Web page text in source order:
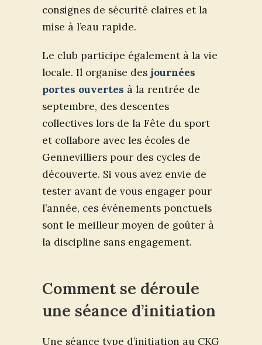
consignes de sécurité claires et la
mise à l’eau rapide.
Le club participe également à la vie
locale. Il organise des journées
portes ouvertes à la rentrée de
septembre, des descentes
collectives lors de la Fête du sport
et collabore avec les écoles de
Gennevilliers pour des cycles de
découverte. Si vous avez envie de
tester avant de vous engager pour
l’année, ces événements ponctuels
sont le meilleur moyen de goûter à
la discipline sans engagement.
Comment se déroule
une séance d’initiation
Une séance type d’initiation au CKG